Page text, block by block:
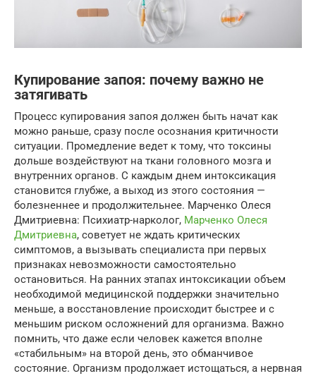
Купирование запоя: почему важно не
затягивать
Процесс купирования запоя должен быть начат как
можно раньше, сразу после осознания критичности
ситуации. Промедление ведет к тому, что токсины
дольше воздействуют на ткани головного мозга и
внутренних органов. С каждым днем интоксикация
становится глубже, а выход из этого состояния —
болезненнее и продолжительнее. Марченко Олеся
Дмитриевна: Психиатр-нарколог, Марченко Олеся
Дмитриевна, советует не ждать критических
симптомов, а вызывать специалиста при первых
признаках невозможности самостоятельно
остановиться. На ранних этапах интоксикации объем
необходимой медицинской поддержки значительно
меньше, а восстановление происходит быстрее и с
меньшим риском осложнений для организма. Важно
помнить, что даже если человек кажется вполне
«стабильным» на второй день, это обманчивое
состояние. Организм продолжает истощаться, а нервная